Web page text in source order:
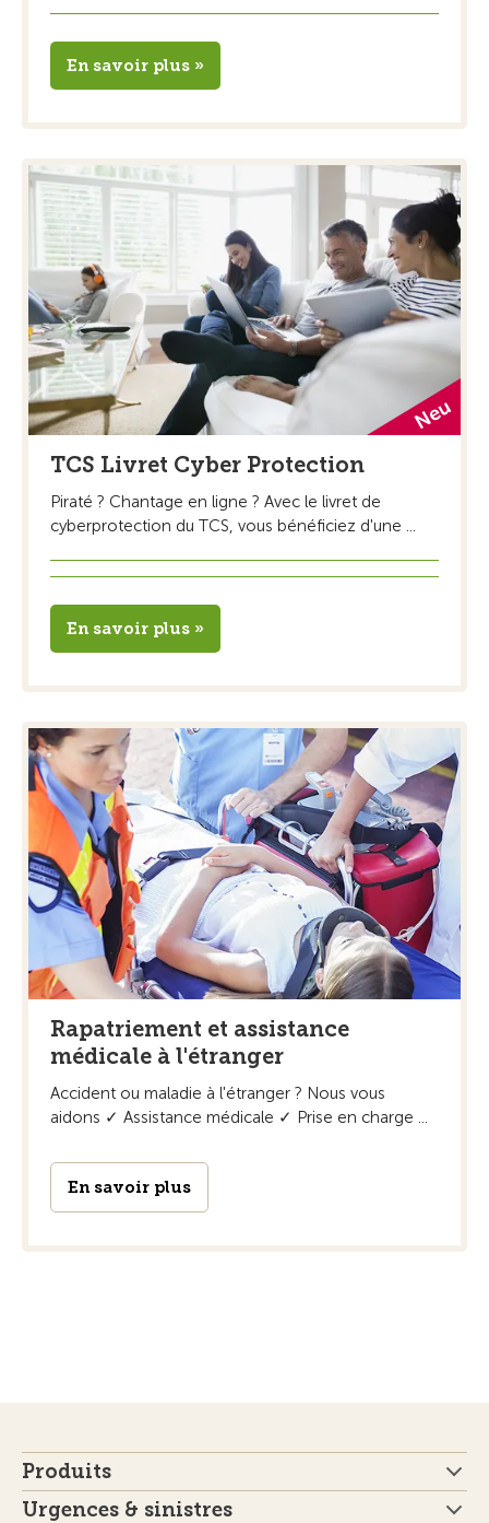
En savoir plus »
TCS Livret Cyber Protection
Piraté ? Chantage en ligne ? Avec le livret de
cyberprotection du TCS, vous bénéficiez d'une ...
En savoir plus »
Rapatriement et assistance
médicale à l'étranger
Accident ou maladie à l'étranger ? Nous vous
aidons ✓ Assistance médicale ✓ Prise en charge ...
En savoir plus
Produits
Urgences & sinistres